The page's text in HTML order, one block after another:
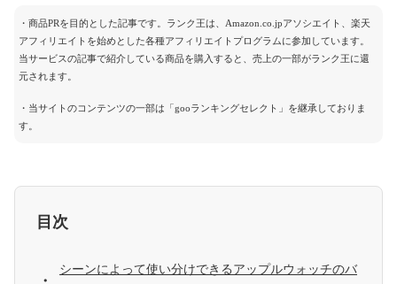
・商品PRを目的とした記事です。ランク王は、Amazon.co.jpアソシエイト、楽天
アフィリエイトを始めとした各種アフィリエイトプログラムに参加しています。
当サービスの記事で紹介している商品を購入すると、売上の一部がランク王に還
元されます。
・当サイトのコンテンツの一部は「gooランキングセレクト」を継承しておりま
す。
目次
シーンによって使い分けできるアップルウォッチのバ